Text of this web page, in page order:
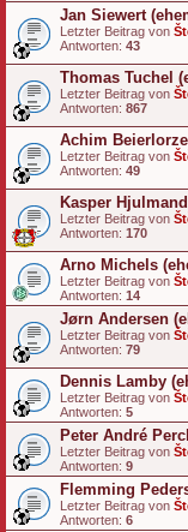
Jan Siewert
Letzter Beitrag von
Antworten: 43
Thomas Tuchel
Letzter Beitrag von
Antworten: 867
Achim
Letzter Beitrag von
Antworten: 49
Kasper
Letzter Beitrag von
Antworten: 170
Arno Michels
Letzter Beitrag von
Antworten: 14
Jørn Andersen
Letzter Beitrag von
Antworten: 79
Dennis Lamby
Letzter Beitrag von
Antworten: 5
Peter André
Letzter Beitrag von
Antworten: 9
Flemming
Letzter Beitrag von
Antworten: 6